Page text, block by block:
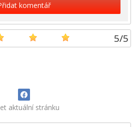
komentář
5/5
aktuální stránku